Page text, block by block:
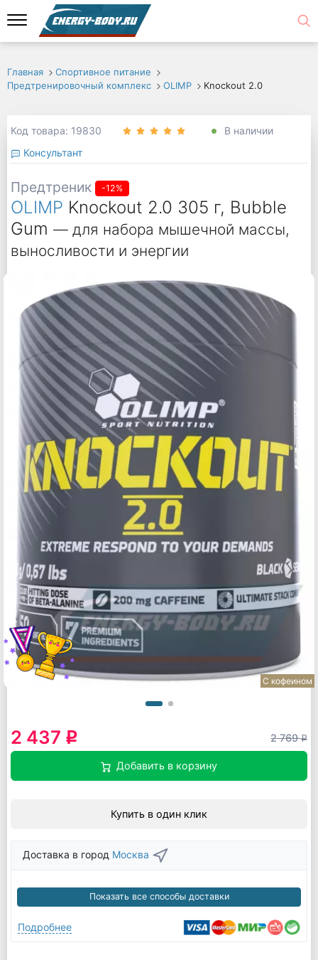
Главная
Спортивное питание
Предтренировочный комплекс
OLIMP Knockout 2.0
Код товара: 19830
В наличии
Консультант
Предтреник -12%
OLIMP Knockout 2.0 305 г, Bubble
Gum — для набора мышечной массы,
выносливости и энергии
С кофеином
2 437 q 2 769q
Добавить в корзину
Купить в один клик
Доставка в город Москва
Показать все способы доставки
Подробнее